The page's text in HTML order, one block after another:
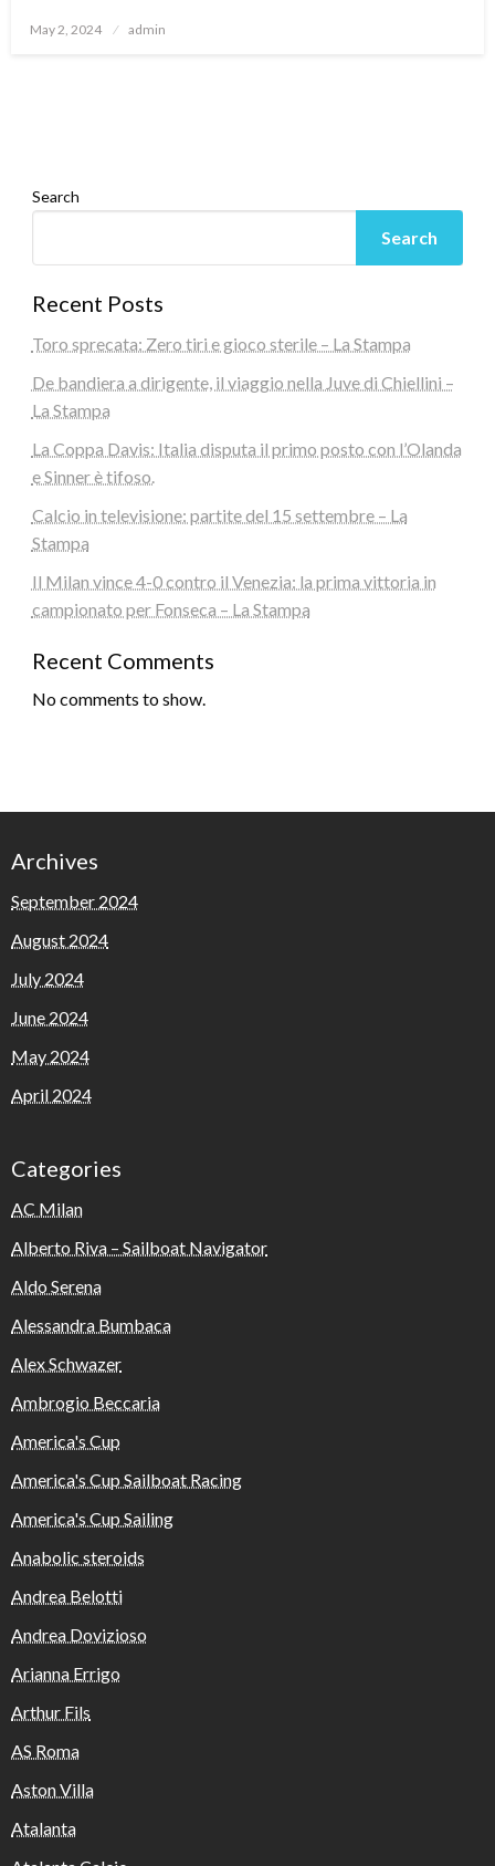
Posted
May 2, 2024 admin
Search
Search
Recent Posts
Toro sprecata: Zero tiri e gioco sterile – La Stampa
De bandiera a dirigente, il viaggio nella Juve di Chiellini –
La Stampa
La Coppa Davis: Italia disputa il primo posto con l’Olanda
e Sinner è tifoso.
Calcio in televisione: partite del 15 settembre – La
Stampa
Il Milan vince 4-0 contro il Venezia: la prima vittoria in
campionato per Fonseca – La Stampa
Recent Comments
No comments to show.
Archives
September 2024
August 2024
July 2024
June 2024
May 2024
April 2024
Categories
AC Milan
Alberto Riva – Sailboat Navigator
Aldo Serena
Alessandra Bumbaca
Alex Schwazer
Ambrogio Beccaria
America's Cup
America's Cup Sailboat Racing
America's Cup Sailing
Anabolic steroids
Andrea Belotti
Andrea Dovizioso
Arianna Errigo
Arthur Fils
AS Roma
Aston Villa
Atalanta